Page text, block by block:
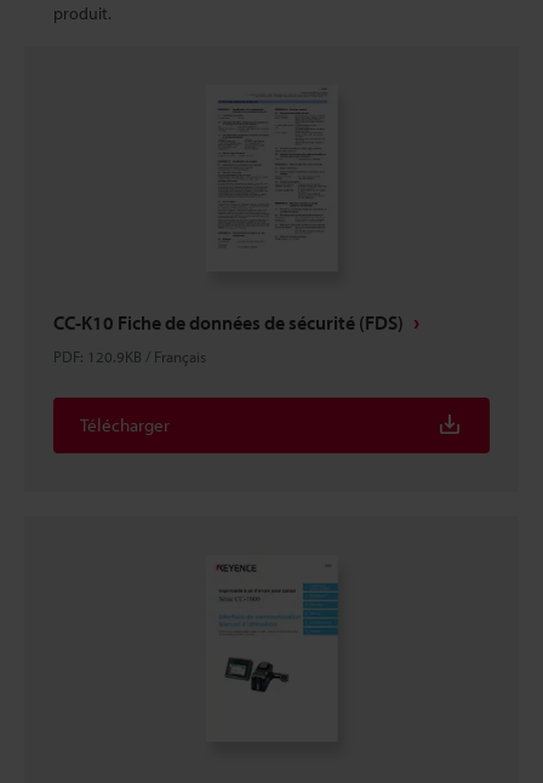
produit.
CC-K10 Fiche de données de sécurité (FDS)
PDF: 120.9KB / Français
Télécharger